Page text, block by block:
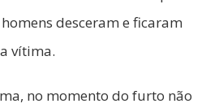
desceram e ficaram
vítima.
no momento do furto não